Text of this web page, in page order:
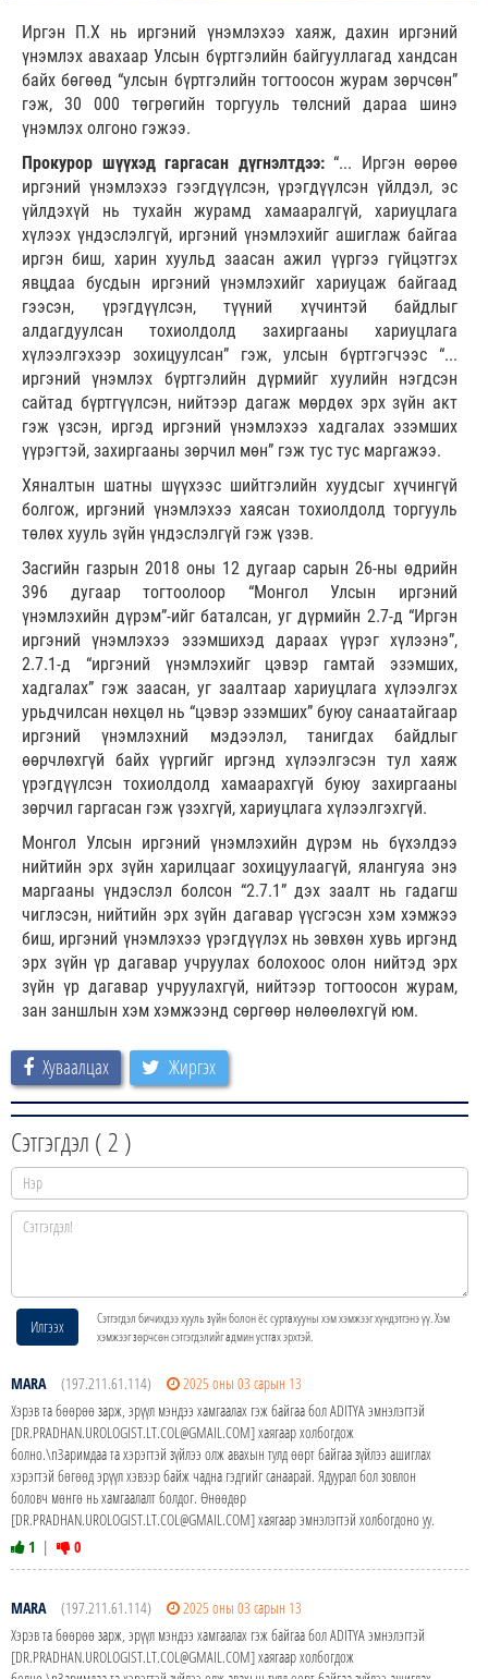
Иргэн П.Х нь иргэний үнэмлэхээ хаяж, дахин иргэний
үнэмлэх авахаар Улсын бүртгэлийн байгууллагад хандсан
байх бөгөөд “улсын бүртгэлийн тогтоосон журам зөрчсөн”
гэж, 30 000 төгрөгийн торгууль төлсний дараа шинэ
үнэмлэх олгоно гэжээ.
Прокурор шүүхэд гаргасан дүгнэлтдээ:“... Иргэн өөрөө
иргэний үнэмлэхээ гээгдүүлсэн, үрэгдүүлсэн үйлдэл, эс
үйлдэхүй нь тухайн журамд хамааралгүй, хариуцлага
хүлээх үндэслэлгүй, иргэний үнэмлэхийг ашиглаж байгаа
иргэн биш, харин хуульд заасан ажил үүргээ гүйцэтгэх
явцдаа бусдын иргэний үнэмлэхийг хариуцаж байгаад
гээсэн, үрэгдүүлсэн, түүний хүчинтэй байдлыг
алдагдуулсан тохиолдолд захиргааны хариуцлага
хүлээлгэхээр зохицуулсан” гэж, улсын бүртгэгчээс “...
иргэний үнэмлэх бүртгэлийн дүрмийг хуулийн нэгдсэн
сайтад бүртгүүлсэн, нийтээр дагаж мөрдөх эрх зүйн акт
гэж үзсэн, иргэд иргэний үнэмлэхээ хадгалах эзэмших
үүрэгтэй, захиргааны зөрчил мөн” гэж тус тус маргажээ.
Хяналтын шатны шүүхээс шийтгэлийн хуудсыг хүчингүй
болгож, иргэний үнэмлэхээ хаясан тохиолдолд торгууль
төлөх хууль зүйн үндэслэлгүй гэж үзэв.
Засгийн газрын 2018 оны 12 дугаар сарын 26-ны өдрийн
396 дугаар тогтоолоор “Монгол Улсын иргэний
үнэмлэхийн дүрэм”-ийг баталсан, уг дүрмийн 2.7-д “Иргэн
иргэний үнэмлэхээ эзэмшихэд дараах үүрэг хүлээнэ”,
2.7.1-д “иргэний үнэмлэхийг цэвэр гамтай эзэмших,
хадгалах” гэж заасан, уг заалтаар хариуцлага хүлээлгэх
урьдчилсан нөхцөл нь “цэвэр эзэмших” буюу санаатайгаар
иргэний үнэмлэхний мэдээлэл, танигдах байдлыг
өөрчлөхгүй байх үүргийг иргэнд хүлээлгэсэн тул хаяж
үрэгдүүлсэн тохиолдолд хамаарахгүй буюу захиргааны
зөрчил гаргасан гэж үзэхгүй, хариуцлага хүлээлгэхгүй.
Монгол Улсын иргэний үнэмлэхийн дүрэм нь бүхэлдээ
нийтийн эрх зүйн харилцааг зохицуулаагүй, ялангуяа энэ
маргааны үндэслэл болсон “2.7.1” дэх заалт нь гадагш
чиглэсэн, нийтийн эрх зүйн дагавар үүсгэсэн хэм хэмжээ
биш, иргэний үнэмлэхээ үрэгдүүлэх нь зөвхөн хувь иргэнд
эрх зүйн үр дагавар учруулах болохоос олон нийтэд эрх
зүйн үр дагавар учруулахгүй, нийтээр тогтоосон журам,
зан заншлын хэм хэмжээнд сөргөөр нөлөөлөхгүй юм.
Хуваалцах Жиргэх
Сэтгэгдэл (2 )
Илгээх
Сэтгэгдэл бичихдээ хууль зүйн болон ёс суртахууны хэм хэмжээг хүндэтгэнэ үү. Хэм
хэмжээг зөрчсөн сэтгэгдэлийг админ устгах эрхтэй.
MARA (197.211.61.114)
2025 оны 03 сарын 13
Хэрэв та бөөрөө зарж, эрүүл мэндээ хамгаалах гэж байгаа бол ADITYA эмнэлэгтэй
[DR.PRADHAN.UROLOGIST.LT.COL@GMAIL.COM] хаягаар холбогдож
болно.\nЗаримдаа та хэрэгтэй зүйлээ олж авахын тулд өөрт байгаа зүйлээ ашиглах
хэрэгтэй бөгөөд эрүүл хэвээр байж чадна гэдгийг санаарай. Ядуурал бол зовлон
боловч мөнгө нь хамгаалалт болдог. Өнөөдөр
[DR.PRADHAN.UROLOGIST.LT.COL@GMAIL.COM] хаягаар эмнэлэгтэй холбогдоно уу.
1 | 0
MARA (197.211.61.114)
2025 оны 03 сарын 13
Хэрэв та бөөрөө зарж, эрүүл мэндээ хамгаалах гэж байгаа бол ADITYA эмнэлэгтэй
[DR.PRADHAN.UROLOGIST.LT.COL@GMAIL.COM] хаягаар холбогдож